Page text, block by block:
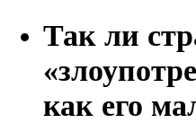
Так ли
как его